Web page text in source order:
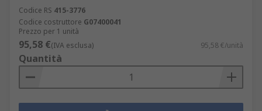
Codice RS 415-3776
Codice costruttore G07400041
Prezzo per 1 unità
95,58 €(IVA esclusa) 95,58 €/unità
Quantità